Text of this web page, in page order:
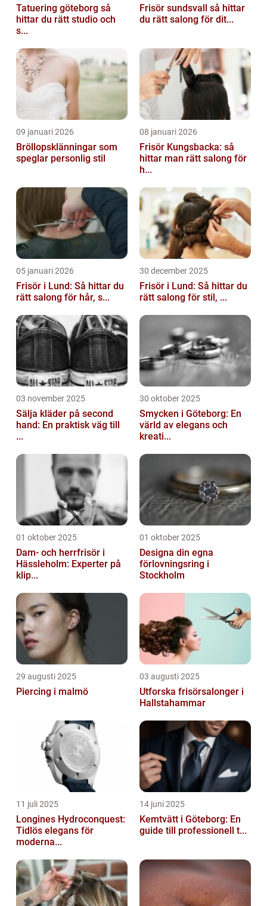
Tatuering göteborg så
hittar du rätt studio och
s...
Frisör sundsvall så hittar
du rätt salong för dit...
09 januari 2026
Bröllopsklänningar som
speglar personlig stil
08 januari 2026
Frisör Kungsbacka: så
hittar man rätt salong för
h...
05 januari 2026
Frisör i Lund: Så hittar du
rätt salong för hår, s...
30 december 2025
Frisör i Lund: Så hittar du
rätt salong för stil, ...
03 november 2025
Sälja kläder på second
hand: En praktisk väg till
...
30 oktober 2025
Smycken i Göteborg: En
värld av elegans och
kreati...
01 oktober 2025
Dam- och herrfrisör i
Hässleholm: Experter på
klip...
01 oktober 2025
Designa din egna
förlovningsring i
Stockholm
29 augusti 2025
Piercing i malmö
03 augusti 2025
Utforska frisörsalonger i
Hallstahammar
11 juli 2025
Longines Hydroconquest:
Tidlös elegans för
moderna...
14 juni 2025
Kemtvätt i Göteborg: En
guide till professionell t...